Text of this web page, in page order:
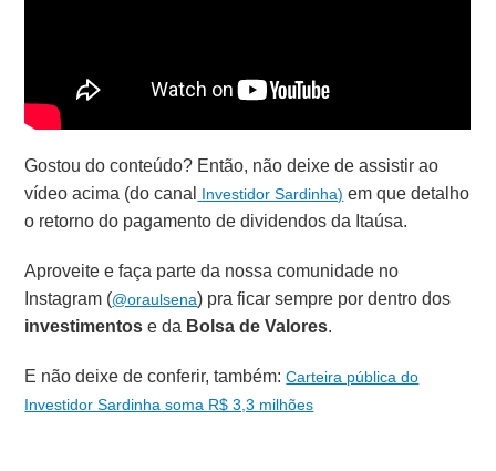
Gostou do conteúdo? Então, não deixe de assistir ao
vídeo acima (do canal Investidor Sardinha) em que detalho
o retorno do pagamento de dividendos da Itaúsa.
Aproveite e faça parte da nossa comunidade no
Instagram (@oraulsena) pra ficar sempre por dentro dos
investimentose da Bolsa de Valores.
E não deixe de conferir, também:Carteira pública do
Investidor Sardinha soma R$ 3,3 milhões